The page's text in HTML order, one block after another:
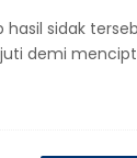
hasil sidak
demi